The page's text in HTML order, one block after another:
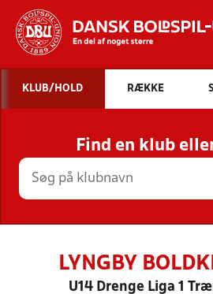
STILLINGER,
HOLD
KLUB/HOLD RÆKKE
Find en klub
LYNGBY
U14 Drenge Liga 1